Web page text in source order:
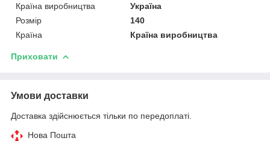
Країна виробництва
Україна
Розмір
140
Країна
Країна виробництва
Приховати
Умови доставки
Доставка здійснюється тільки по передоплаті.
Нова Пошта